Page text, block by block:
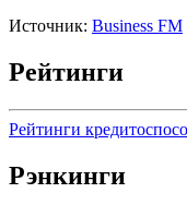
Источник: Business FM
Рейтинги
Рейтинги
Рэнкинги